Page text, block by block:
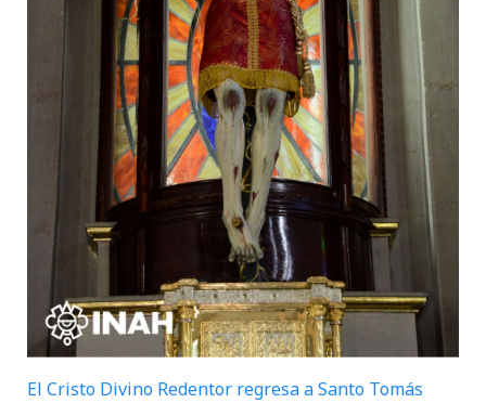
El Cristo Divino Redentor regresa a Santo Tomás